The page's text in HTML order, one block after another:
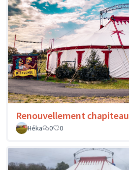
Renouvellement chapiteau
Héka
0 0